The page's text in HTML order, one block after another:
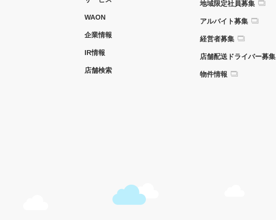
WAON
企業情報
IR情報
店舗検索
地域限定社員募集
アルバイト募集
経営者募集
店舗配送ドライバー募集
物件情報